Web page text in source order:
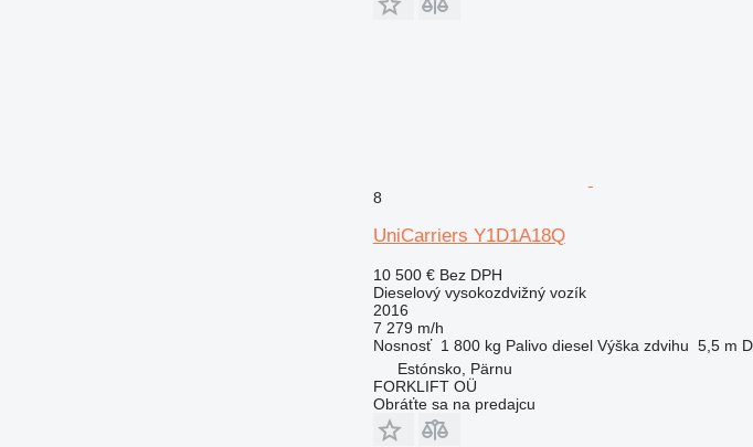
8
UniCarriers Y1D1A18Q
10 500 € Bez DPH
Dieselový vysokozdvižný vozík
2016
7 279 m/h
Nosnosť 1 800 kg Palivo diesel Výška zdvihu 5,5 m
Estónsko, Pärnu
FORKLIFT OÜ
Obráťte sa na predajcu